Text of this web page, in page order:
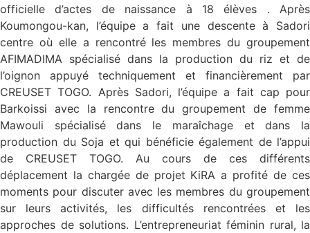
officielle d’actes de naissance à 18 élèves . Après
Koumongou-kan, l’équipe a fait une descente à Sadori
centre où elle a rencontré les membres du groupement
AFIMADIMA spécialisé dans la production du riz et de
l’oignon appuyé techniquement et financièrement par
CREUSET TOGO. Après Sadori, l’équipe a fait cap pour
Barkoissi avec la rencontre du groupement de femme
Mawouli spécialisé dans le maraîchage et dans la
production du Soja et qui bénéficie également de l’appui
de CREUSET TOGO. Au cours de ces différents
déplacement la chargée de projet KiRA a profité de ces
moments pour discuter avec les membres du groupement
sur leurs activités, les difficultés rencontrées et les
approches de solutions. L’entrepreneuriat féminin rural, la